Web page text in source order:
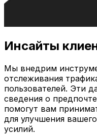
Инсайты
Мы внедрим
отслеживания
пользователей. Эти
сведения о
помогут вам
для улучшения
усилий.